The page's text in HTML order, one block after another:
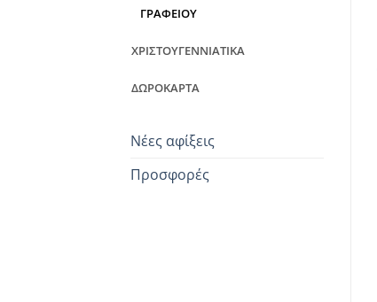
ΓΡΑΦΕΙΟΥ
ΧΡΙΣΤΟΥΓΕΝΝΙΑΤΙΚΑ
ΔΩΡΟΚΑΡΤΑ
Νέες αφίξεις
Προσφορές